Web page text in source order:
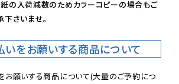
の入荷減数のためカラーコピーの場合もご
下さいませ。
をお願いする商品について
願いする商品について(大量のご予約につ